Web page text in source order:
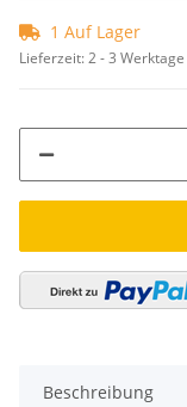
1 Auf Lager
Lieferzeit:2 - 3 Werktage
Beschreibung